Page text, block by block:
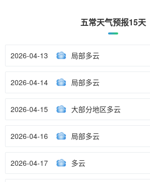
五常天气预报15天
2026-04-13 局部多云
2026-04-14 局部多云
2026-04-15 大部分地区多云
2026-04-16 局部多云
2026-04-17 多云